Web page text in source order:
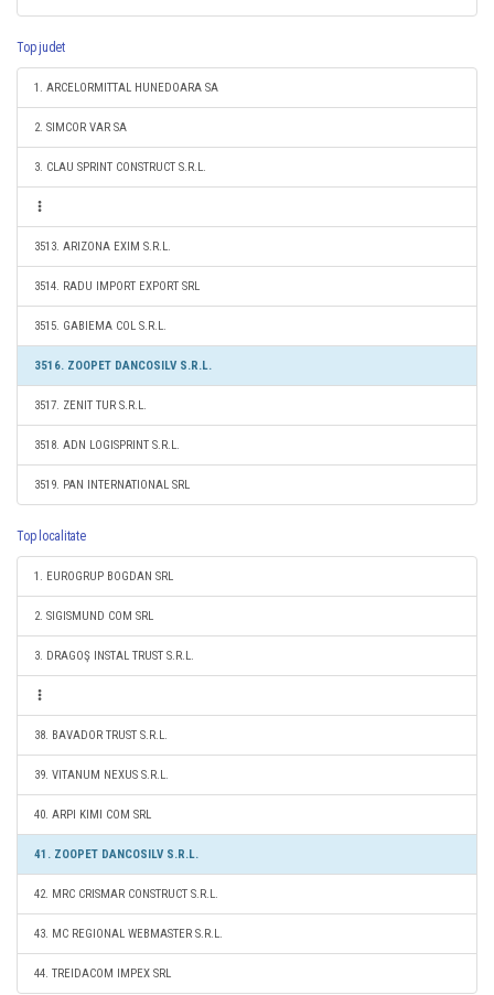
Top judet
1. ARCELORMITTAL HUNEDOARA SA
2. SIMCOR VAR SA
3. CLAU SPRINT CONSTRUCT S.R.L.
3513. ARIZONA EXIM S.R.L.
3514. RADU IMPORT EXPORT SRL
3515. GABIEMA COL S.R.L.
3516. ZOOPET DANCOSILV S.R.L.
3517. ZENIT TUR S.R.L.
3518. ADN LOGISPRINT S.R.L.
3519. PAN INTERNATIONAL SRL
Top localitate
1. EUROGRUP BOGDAN SRL
2. SIGISMUND COM SRL
3. DRAGOŞ INSTAL TRUST S.R.L.
38. BAVADOR TRUST S.R.L.
39. VITANUM NEXUS S.R.L.
40. ARPI KIMI COM SRL
41. ZOOPET DANCOSILV S.R.L.
42. MRC CRISMAR CONSTRUCT S.R.L.
43. MC REGIONAL WEBMASTER S.R.L.
44. TREIDACOM IMPEX SRL